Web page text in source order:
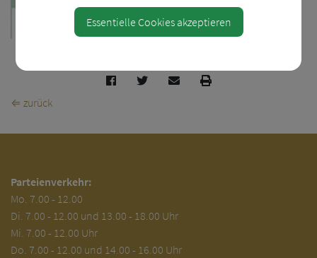
⇐ zurück
Parteienverkehr:
Mo. 7.00 - 12.00
Di. 7.00 - 12.00 und 13.00 - 18.00 Uhr
Mi. 7.00 - 12.00 Uhr
Do. 7.00 - 12.00 und 14.00 - 16.00 Uhr
Essentielle Cookies akzeptieren